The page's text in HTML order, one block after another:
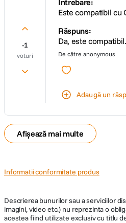
-1
voturi
Întrebare:
Este compatibil cu
Răspuns:
Da, este compatibil.
De către anonymous
Adaugă un
Afișează mai multe
Informatii conformitate produs
Descrierea bunurilor sau a serviciilor
imagini, video etc.) nu reprezinta o
acestea fiind utilizate exclusiv cu titlu